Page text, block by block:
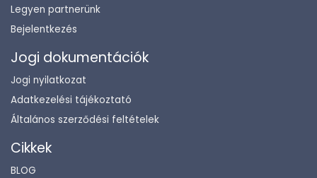
Legyen partnerünk
Bejelentkezés
Jogi dokumentációk
Jogi nyilatkozat
Adatkezelési tájékoztató
Általános szerződési feltételek
Cikkek
BLOG